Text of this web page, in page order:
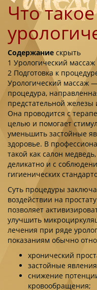
Что такое
Содержание скрыть
1 Урологический
2 Подготовка к
Урологический массаж
процедура,
предстательной
Она проводится с
целью и помогает
уменьшить застойные
здоровье. В
такой как салон
деликатно и с
гигиенических
Суть процедуры
воздействии на
позволяет
улучшить
лечения при ряде
показаниям обычно
хронический
застойные
снижение
кровообращения;